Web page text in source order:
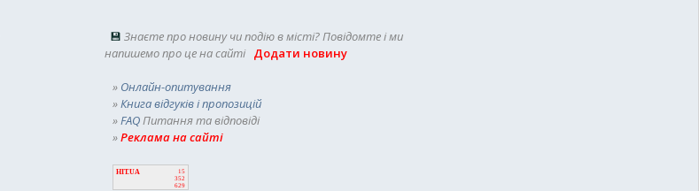
💾 Знаєте про новину чи подію в місті? Повідомте і ми
напишемо про це на сайті Додати новину
» Онлайн-опитування
»Книга відгуків і пропозицій
»FAQПитання та відповіді
»Реклама на сайті
HIT.UA
15
352
629